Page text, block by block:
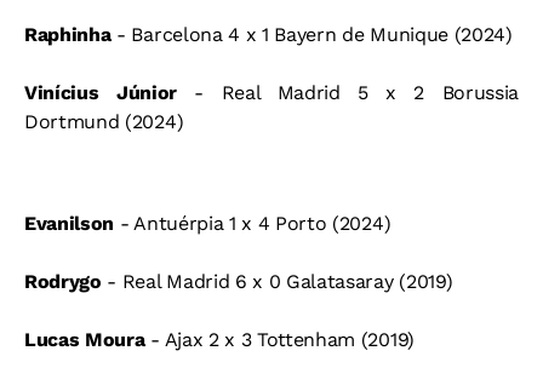
Raphinha- Barcelona 4 x 1 Bayern de Munique (2024)
Vinícius Júnior- Real Madrid 5 x 2 Borussia
Dortmund (2024)
Evanilson - Antuérpia 1 x 4 Porto (2024)
Rodrygo - Real Madrid 6 x 0 Galatasaray (2019)
Lucas Moura- Ajax 2 x 3 Tottenham (2019)